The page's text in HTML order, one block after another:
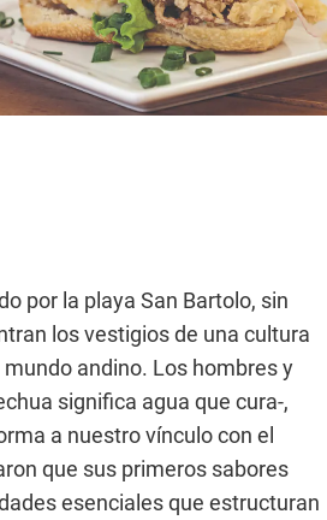
por la playa San Bartolo, sin
los vestigios de una cultura
andino. Los hombres y
significa agua que cura-,
a nuestro vínculo con el
que sus primeros sabores
esenciales que estructuran